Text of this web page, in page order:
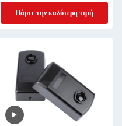
συστήματα ασφαλείας
Πάρτε την καλύτερη τιμή